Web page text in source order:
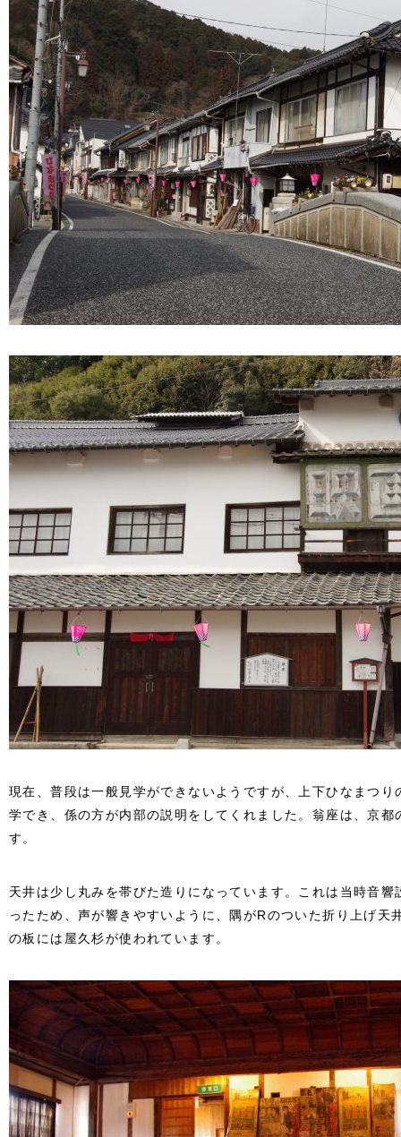
現在、普段は一般見学ができないようですが、上下ひなまつ
学でき、係の方が内部の説明をしてくれました。翁座は、京
す。
天井は少し丸みを帯びた造りになっています。これは当時音
ったため、声が響きやすいように、隅がRのついた折り上げ天
の板には屋久杉が使われています。